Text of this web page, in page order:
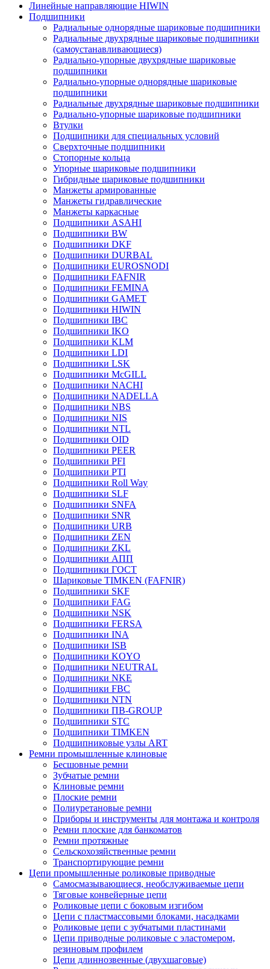
Линейные направляющие HIWIN
Подшипники
Радиальные однорядные шариковые подшипники
Радиальные двухрядные шариковые подшипники
(самоустанавливающиеся)
Радиально-упорные двухрядные шариковые
подшипники
Радиально-упорные однорядные шариковые
подшипники
Радиальные двухрядные шариковые подшипники
Радиально-упорные шариковые подшипники
Втулки
Подшипники для специальных условий
Сверхточные подшипники
Стопорные кольца
Упорные шариковые подшипники
Гибридные шариковые подшипники
Манжеты армированные
Манжеты гидравлические
Манжеты каркасные
Подшипники ASAHI
Подшипники BW
Подшипники DKF
Подшипники DURBAL
Подшипники EUROSNODI
Подшипники FAFNIR
Подшипники FEMINA
Подшипники GAMET
Подшипники HIWIN
Подшипники IBC
Подшипники IKO
Подшипники KLM
Подшипники LDI
Подшипники LSK
Подшипники McGILL
Подшипники NACHI
Подшипники NADELLA
Подшипники NBS
Подшипники NIS
Подшипники NTL
Подшипники OID
Подшипники PEER
Подшипники PFI
Подшипники PTI
Подшипники Roll Way
Подшипники SLF
Подшипники SNFA
Подшипники SNR
Подшипники URB
Подшипники ZEN
Подшипники ZKL
Подшипники АПП
Подшипники ГОСТ
Шариковые ТІMKEN (FAFNIR)
Подшипники SKF
Подшипники FAG
Подшипники NSK
Подшипники FERSA
Подшипники INA
Подшипники ISB
Подшипники KOYO
Подшипники NEUTRAL
Подшипники NKE
Подшипники FBC
Подшипники NTN
Подшипники ПВ-GROUP
Подшипники STC
Подшипники TIMKEN
Подшипниковые узлы ART
Ремни промышленные клиновые
Бесшовные ремни
Зубчатые ремни
Клиновые ремни
Плоские ремни
Полиуретановые ремни
Приборы и инструменты для монтажа и контроля
Ремни плоские для банкоматов
Ремни протяжные
Сельскохозяйственные ремни
Транспортирующие ремни
Цепи промышленные роликовые приводные
Самосмазывающиеся, необслуживаемые цепи
Тяговые конвейерные цепи
Роликовые цепи с боковым изгибом
Цепи с пластмассовыми блоками, насадками
Роликовые цепи с зубчатыми пластинами
Цепи приводные роликовые с эластомером,
резиновым профилем
Цепи длиннозвенные (двухшаговые)